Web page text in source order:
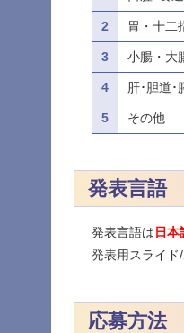
2 胃・十二
3 小腸・大
4 肝･胆道･
5 その他
発表言語
発表言語は 日
発表用スライド
応募方法